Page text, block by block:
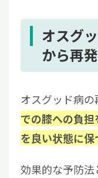
オスグ
から再
オスグッド病の
での膝への負
を良い状態に
効果的な予防法